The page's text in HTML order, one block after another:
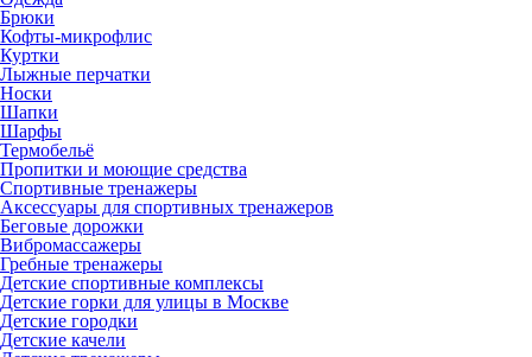
Брюки
Кофты-микрофлис
Куртки
Лыжные перчатки
Носки
Шапки
Шарфы
Термобельё
Пропитки и моющие средства
Спортивные тренажеры
Аксессуары для спортивных тренажеров
Беговые дорожки
Вибромассажеры
Гребные тренажеры
Детские спортивные комплексы
Детские горки для улицы в Москве
Детские городки
Детские качели